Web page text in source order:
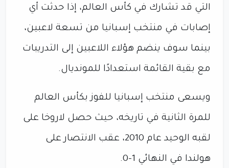
التي قد تشارك في كأس العالم، إذا حدثت أي
إصابات في منتخب إسبانيا من تسعة لاعبين،
بينما سوف ينضم هؤلاء اللاعبين إلى التدريبات
مع بقية القائمة استعدادًا للمونديال.
ويسعى منتخب إسبانيا للفوز بكأس العالم
للمرة الثانية في تاريخه، حيث حصل لاروخا على
لقبه الوحيد عام 2010، عقب الانتصار على
هولندا في النهائي 1-0.